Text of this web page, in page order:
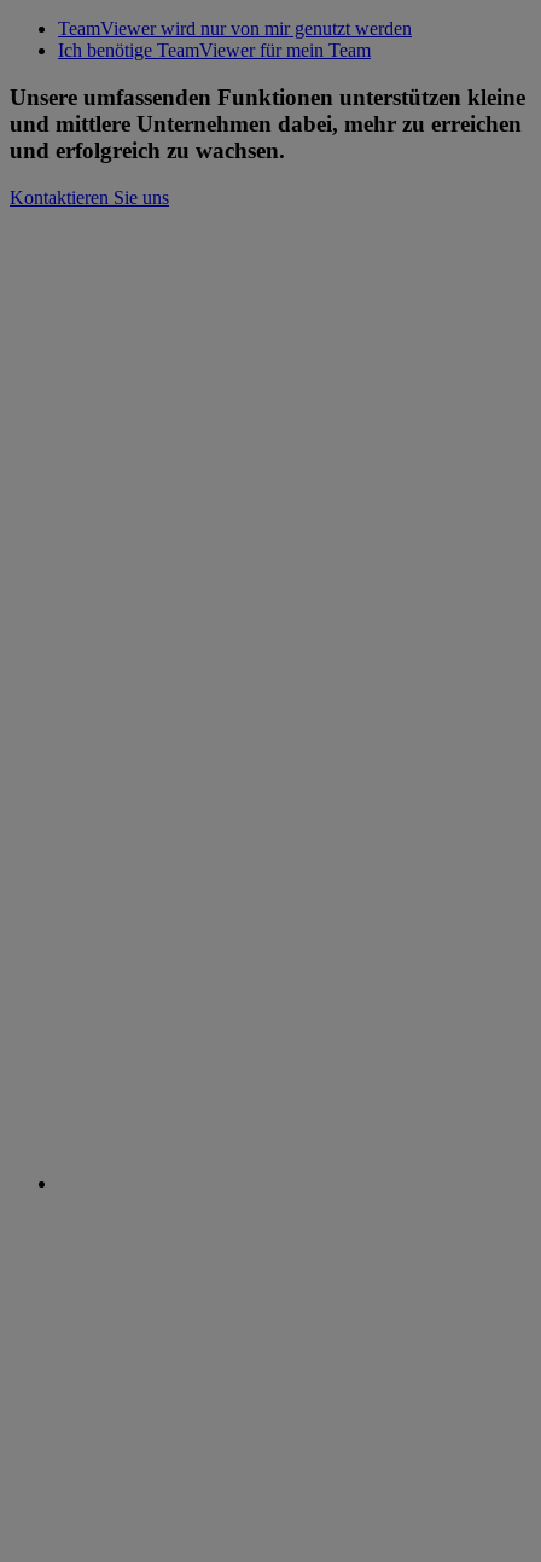
TeamViewer wird nur von mir genutzt werden
Ich benötige TeamViewer für mein Team
Unsere umfassenden Funktionen unterstützen kleine
und mittlere Unternehmen dabei, mehr zu erreichen
und erfolgreich zu wachsen.
Kontaktieren Sie uns